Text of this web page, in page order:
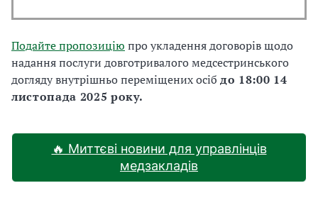
Подайте пропозицію про укладення договорів щодо
надання послуги довготривалого медсестринського
догляду внутрішньо переміщених осіб до 18:00 14
листопада 2025 року.
🔥 Миттєві новини для управлінців
медзакладів